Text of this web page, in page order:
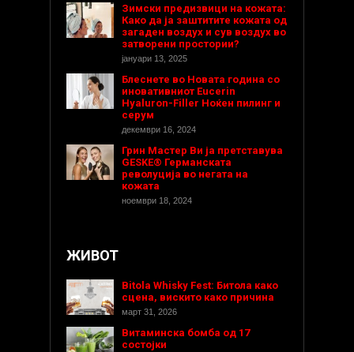
Зимски предизвици на кожата:
Како да ја заштитите кожата од
загаден воздух и сув воздух во
затворени простории?
јануари 13, 2025
Блеснете во Новата година со
иновативниот Eucerin
Hyaluron-Filler Ноќен пилинг и
серум
декември 16, 2024
Грин Мастер Ви ја претставува
GESKE® Германската
револуција во негата на
кожата
ноември 18, 2024
ЖИВОТ
Bitola Whisky Fest: Битола како
сцена, вискито како причина
март 31, 2026
Витаминска бомба од 17
состојки